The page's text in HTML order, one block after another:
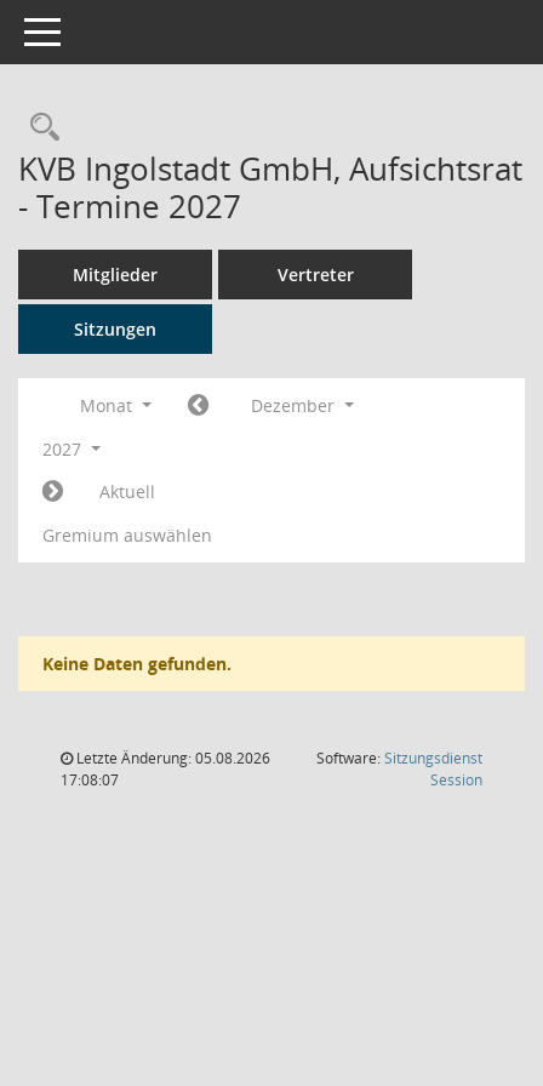
Toggle navigation
Rechercheauswahl
KVB Ingolstadt GmbH, Aufsichtsrat
- Termine 2027
Mitglieder Vertreter
Sitzungen
Monat
Dezember
2027
Aktuell
Gremium auswählen
Keine Daten gefunden.
Letzte Änderung: 05.08.2026
17:08:07
Software:Sitzungsdienst
Session(Wird in